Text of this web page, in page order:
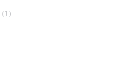
(1)